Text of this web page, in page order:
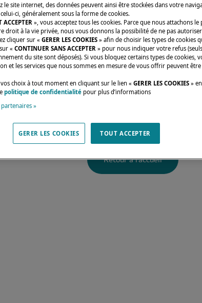
Notre
On vous ramène à bon
Retour à l'accueil
le site internet, des données peuvent ainsi être stockées dans votre
ci, généralement sous la forme de cookies.
ACCEPTER », vous acceptez tous les cookies. Parce que nous attachons le
droit à la vie privée, nous vous donnons la possibilité de ne pas
cliquer sur « GERER LES COOKIES » afin de choisir les types de cookies
« CONTINUER SANS ACCEPTER » pour nous indiquer votre refus
du site sont déposés). Si vous bloquez certains types de cookies,
et les services que nous sommes en mesure de vous offrir peuvent
choix à tout moment en cliquant sur le lien « GERER LES COOKIES »
politique de confidentialité pour plus d’informations
»
GERER LES COOKIES TOUT ACCEPTER